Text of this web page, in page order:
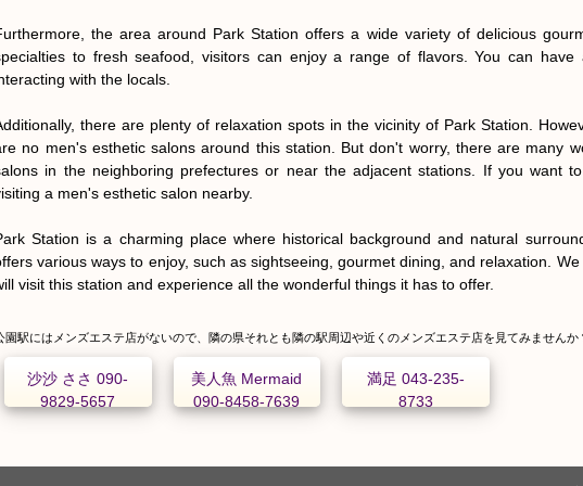
the area around Park Station offers a wide variety of delicious
to fresh seafood, visitors can enjoy a range of flavors. You can have
with the locals.
there are plenty of relaxation spots in the vicinity of Park Station.
no men's esthetic salons around this station. But don't worry, there are many
in the neighboring prefectures or near the adjacent stations. If you want
a men's esthetic salon nearby.
Station is a charming place where historical background and natural
various ways to enjoy, such as sightseeing, gourmet dining, and relaxation.
visit this station and experience all the wonderful things it has to offer.
園駅にはメンズエステ店がないので、隣の県それとも隣の駅周辺や近くのメンズエステ店を見てみませんか
沙沙 ささ 090-
9829-5657
美人魚 Mermaid
090-8458-7639
満足 043-235-
8733